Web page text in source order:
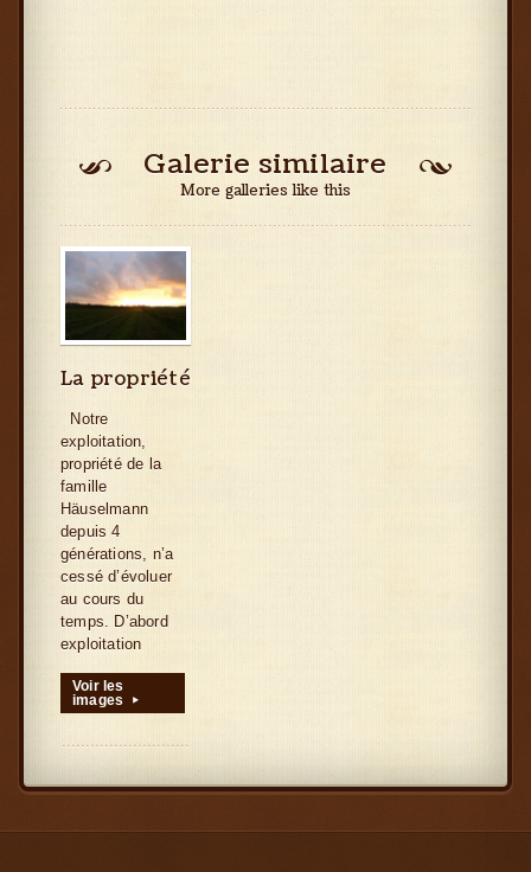
Galerie similaire
More galleries like this
La propriété
Notre
exploitation,
propriété de la
famille
Häuselmann
depuis 4
générations, n’a
cessé d’évoluer
au cours du
temps. D’abord
exploitation
Voir les
images
▸